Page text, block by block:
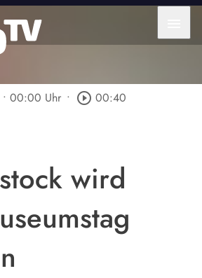
• 00:00 Uhr • play_circle_outline 00:40
wird